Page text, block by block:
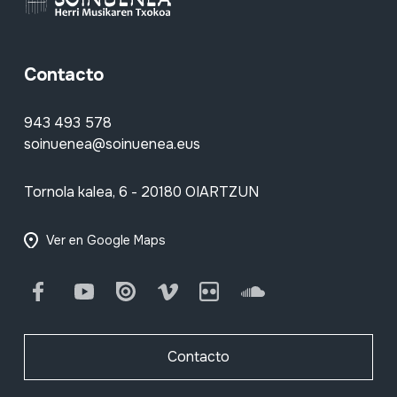
Contacto
943 493 578
soinuenea@soinuenea.eus
Tornola kalea, 6 - 20180 OIARTZUN
Ver en Google Maps
FacebookYoutube Issuu Vimeo Flickr SoundCloud
Contacto